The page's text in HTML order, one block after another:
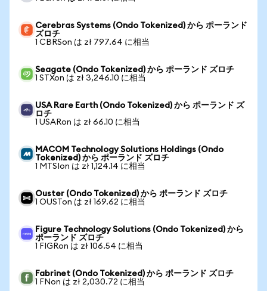
Cerebras Systems (Ondo Tokenized) から ポーランド
ズロチ
1 CBRSon は zł 797.64 に相当
Seagate (Ondo Tokenized) から ポーランド ズロチ
1 STXon は zł 3,246.10 に相当
USA Rare Earth (Ondo Tokenized) から ポーランド ズ
ロチ
1 USARon は zł 66.10 に相当
MACOM Technology Solutions Holdings (Ondo
Tokenized) から ポーランド ズロチ
1 MTSIon は zł 1,124.14 に相当
Ouster (Ondo Tokenized) から ポーランド ズロチ
1 OUSTon は zł 169.62 に相当
Figure Technology Solutions (Ondo Tokenized) から
ポーランド ズロチ
1 FIGRon は zł 106.54 に相当
Fabrinet (Ondo Tokenized) から ポーランド ズロチ
1 FNon は zł 2,030.72 に相当